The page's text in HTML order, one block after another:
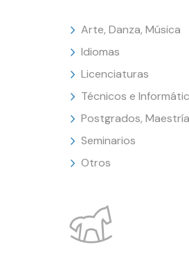
Arte, Danza, Música
Idiomas
Licenciaturas
Técnicos e
Postgrados,
Seminarios
Otros